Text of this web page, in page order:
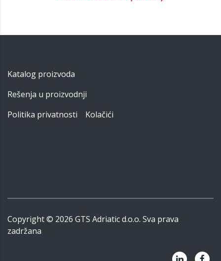
Katalog proizvoda
Rešenja u proizvodnji
Politika privatnosti
Kolačići
Copyright © 2026 GTS Adriatic d.o.o. Sva prava
zadržana